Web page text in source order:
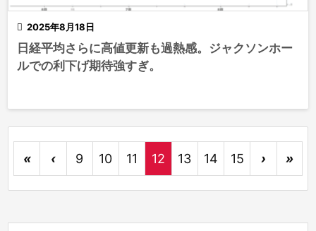
 2025年8月18日
日経平均さらに高値更新も過熱感。ジャクソンホー
ルでの利下げ期待強すぎ。
« ‹ 9 10 11 12 13 14 15 › »